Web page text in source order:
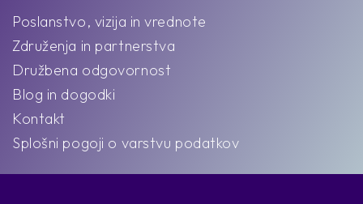
Poslanstvo, vizija in vrednote
Združenja in partnerstva
Družbena odgovornost
Blog in dogodki
Kontakt
Splošni pogoji o varstvu podatkov